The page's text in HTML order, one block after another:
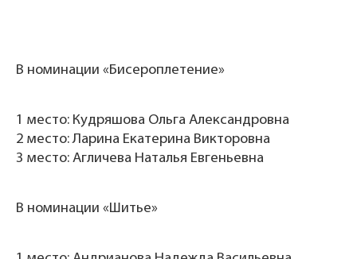
В номинации «Бисероплетение»
1 место: Кудряшова Ольга Александровна
2 место: Ларина Екатерина Викторовна
3 место: Агличева Наталья Евгеньевна
В номинации «Шитье»